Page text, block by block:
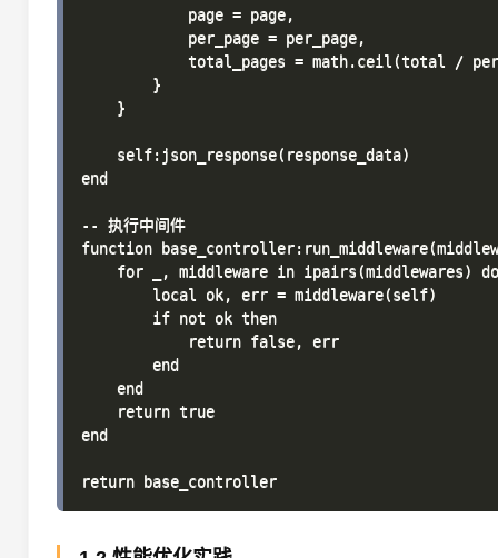
            page = page,
            per_page = per_page,
total_pages = math.ceil(total /
        }
    }
    self:json_response(response_data)
end
-- 执行中间件
function
    for _, middleware in ipairs(middlewares) do
        local ok, err = middleware(self)
        if not ok then
            return false, err
        end
    end
    return true
end